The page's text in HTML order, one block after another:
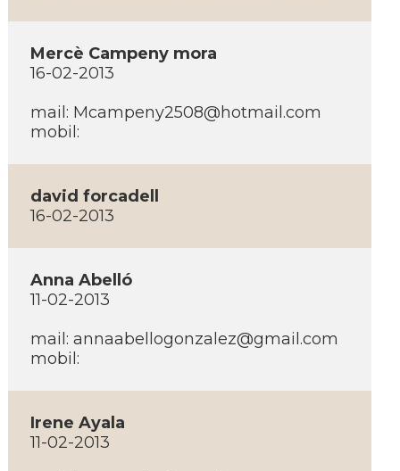
Mercè Campeny mora
16-02-2013
mail: Mcampeny2508@hotmail.com
mobil:
david forcadell
16-02-2013
Anna Abelló
11-02-2013
mail: annaabellogonzalez@gmail.com
mobil:
Irene Ayala
11-02-2013